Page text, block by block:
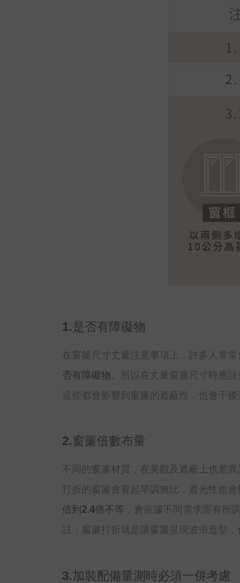
1.是否有障礙物
在窗簾尺寸丈量注意事項上，許多人常
否有障礙物 。所以在丈量窗簾尺寸時應
這些都會影響到窗簾的遮蔽性，也會干擾
2.窗簾倍數布量
不同的窗簾材質，在美觀及遮蔽上也差
打折的窗簾會看起單調無比，遮光性也
倍到2.4倍不等 ，會依據不同需求而有所調
註：窗簾打折就是讓窗簾呈現波浪造型，
3.加裝配備量測時必須一併考慮